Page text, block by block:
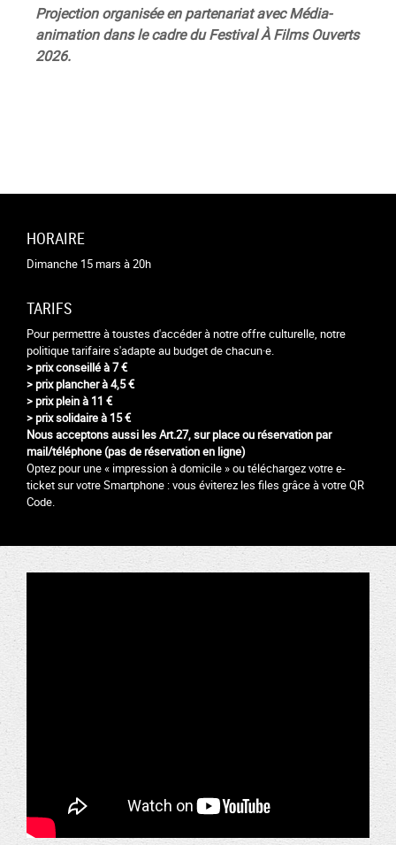
Projection organisée en partenariat avec Média-
animation dans le cadre du Festival À Films Ouverts
2026.
HORAIRE
Dimanche 15 mars à 20h
TARIFS
Pour permettre à toustes d'accéder à notre offre culturelle, notre
politique tarifaire s'adapte au budget de chacun·e.
> prix conseillé à 7 €
> prix plancher à 4,5 €
> prix plein à 11 €
> prix solidaire à 15 €
Nous acceptons aussi les Art.27,sur place ou réservation par
mail/téléphone (pas de réservation en ligne)
Optez pour une « impression à domicile » ou téléchargez votre e-
ticket sur votre Smartphone : vous éviterez les files grâce à votre QR
Code.